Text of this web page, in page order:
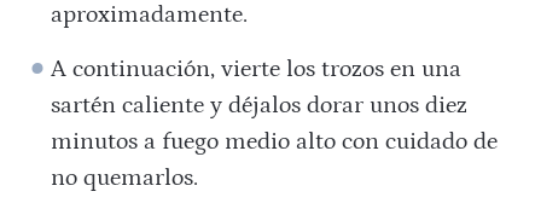
aproximadamente.
A continuación, vierte los trozos en una
sartén caliente y déjalos dorar unos diez
minutos a fuego medio alto con cuidado de
no quemarlos.